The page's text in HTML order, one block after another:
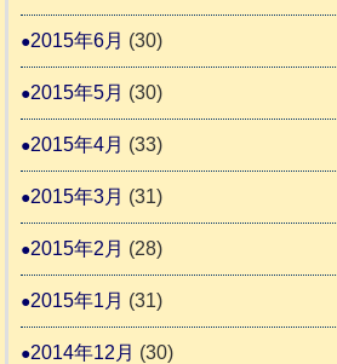
2015年6月 (30)
2015年5月 (30)
2015年4月 (33)
2015年3月 (31)
2015年2月 (28)
2015年1月 (31)
2014年12月 (30)